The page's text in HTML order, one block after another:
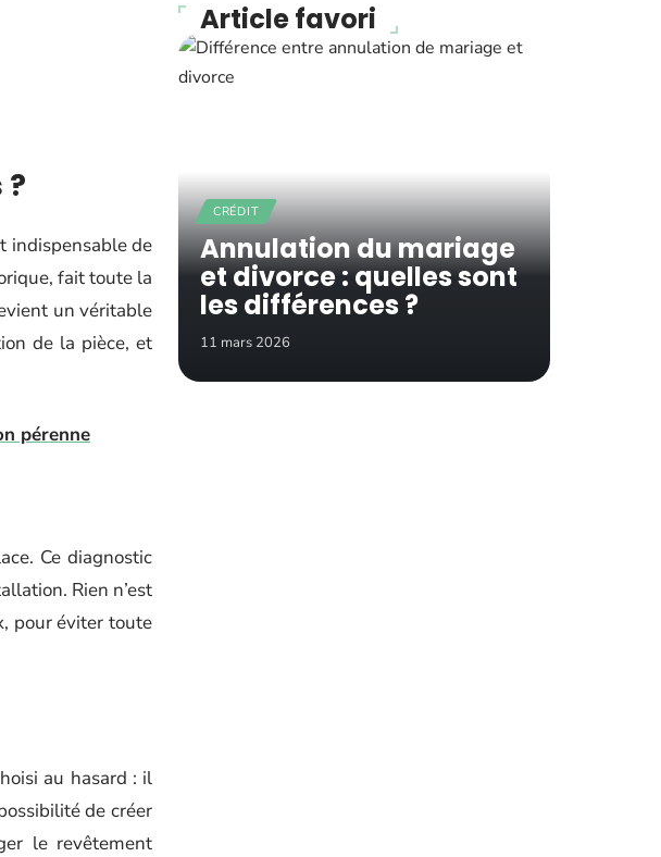
indispensable de
fait toute la
un véritable
de la pièce, et
pérenne
Ce diagnostic
Rien n’est
pour éviter toute
au hasard : il
de créer
le revêtement
Article favori
CRÉDIT
Annulation du mariage
et divorce : quelles sont
les différences ?
11 mars 2026